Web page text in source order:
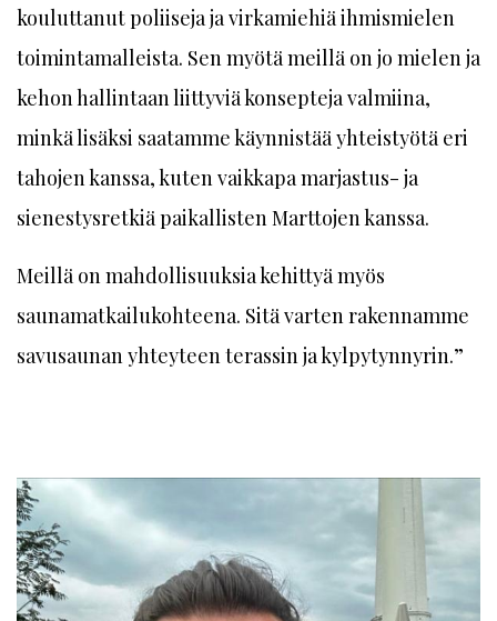
kouluttanut poliiseja ja virkamiehiä ihmismielen
toimintamalleista. Sen myötä meillä on jo mielen ja
kehon hallintaan liittyviä konsepteja valmiina,
minkä lisäksi saatamme käynnistää yhteistyötä eri
tahojen kanssa, kuten vaikkapa marjastus- ja
sienestysretkiä paikallisten Marttojen kanssa.
Meillä on mahdollisuuksia kehittyä myös
saunamatkailukohteena. Sitä varten rakennamme
savusaunan yhteyteen terassin ja kylpytynnyrin.”